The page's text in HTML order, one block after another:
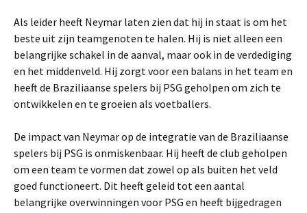
Als leider heeft Neymar laten zien dat hij in staat is om het
beste uit zijn teamgenoten te halen. Hij is niet alleen een
belangrijke schakel in de aanval, maar ook in de verdediging
en het middenveld. Hij zorgt voor een balans in het team en
heeft de Braziliaanse spelers bij PSG geholpen om zich te
ontwikkelen en te groeien als voetballers.
De impact van Neymar op de integratie van de Braziliaanse
spelers bij PSG is onmiskenbaar. Hij heeft de club geholpen
om een ​​team te vormen dat zowel op als buiten het veld
goed functioneert. Dit heeft geleid tot een aantal
belangrijke overwinningen voor PSG en heeft bijgedragen